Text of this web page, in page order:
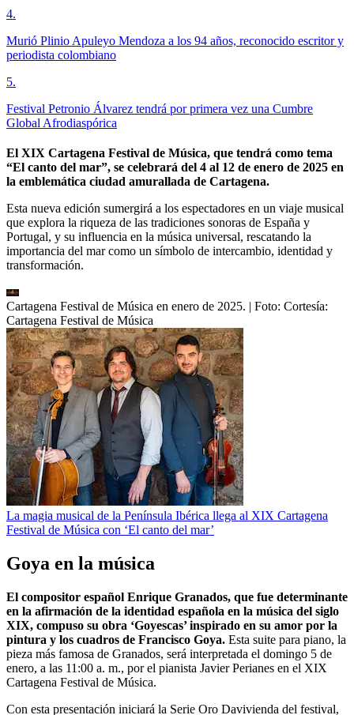
4.
Murió Plinio Apuleyo Mendoza a los 94 años, reconocido escritor y
periodista colombiano
5.
Festival Petronio Álvarez tendrá por primera vez una Cumbre
Global Afrodiaspórica
El XIX Cartagena Festival de Música, que tendrá como tema
“El canto del mar”, se celebrará del 4 al 12 de enero de 2025 en
la emblemática ciudad amurallada de Cartagena.
Esta nueva edición sumergirá a los espectadores en un viaje musical
que explora la riqueza de las tradiciones sonoras de España y
Portugal, y su influencia en la música universal, rescatando la
importancia del mar como un símbolo de intercambio, identidad y
transformación.
Cartagena Festival de Música en enero de 2025. | Foto: Cortesía:
Cartagena Festival de Música
La magia musical de la Península Ibérica llega al XIX Cartagena
Festival de Música con ‘El canto del mar’
Goya en la música
El compositor español Enrique Granados, que fue determinante
en la afirmación de la identidad española en la música del siglo
XIX, compuso su obra ‘Goyescas’ inspirado en su amor por la
pintura y los cuadros de Francisco Goya. Esta suite para piano, la
pieza más famosa de Granados, será interpretada el domingo 5 de
enero, a las 11:00 a. m., por el pianista Javier Perianes en el XIX
Cartagena Festival de Música.
Con esta presentación iniciará la Serie Oro Davivienda del festival,